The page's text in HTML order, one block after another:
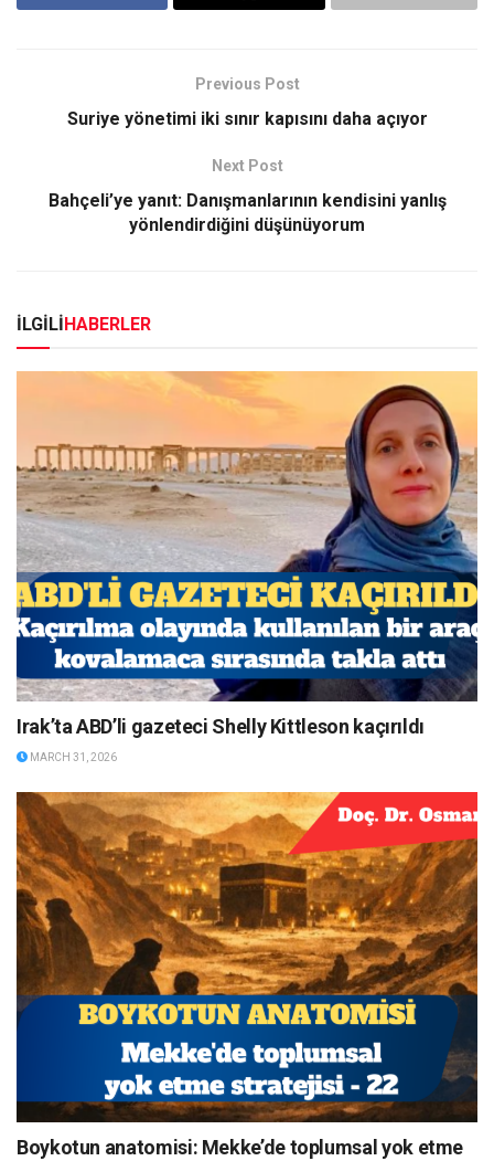
Previous Post
Suriye yönetimi iki sınır kapısını daha açıyor
Next Post
Bahçeli’ye yanıt: Danışmanlarının kendisini yanlış
yönlendirdiğini düşünüyorum
İLGİLİHABERLER
Irak’ta ABD’li gazeteci Shelly Kittleson kaçırıldı
MARCH 31, 2026
Boykotun anatomisi: Mekke’de toplumsal yok etme